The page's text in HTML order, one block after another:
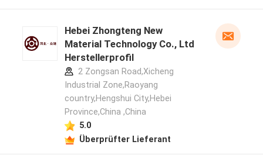
Hebei Zhongteng New
Material Technology Co., Ltd
Herstellerprofil
2 Zongsan Road,Xicheng
Industrial Zone,Raoyang
country,Hengshui City,Hebei
Province,China ,China
5.0
Überprüfter Lieferant